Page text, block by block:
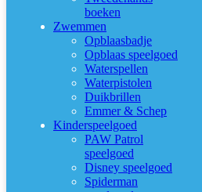
boeken
Zwemmen
Opblaasbadje
Opblaas speelgoed
Waterspellen
Waterpistolen
Duikbrillen
Emmer & Schep
Kinderspeelgoed
PAW Patrol
speelgoed
Disney speelgoed
Spiderman